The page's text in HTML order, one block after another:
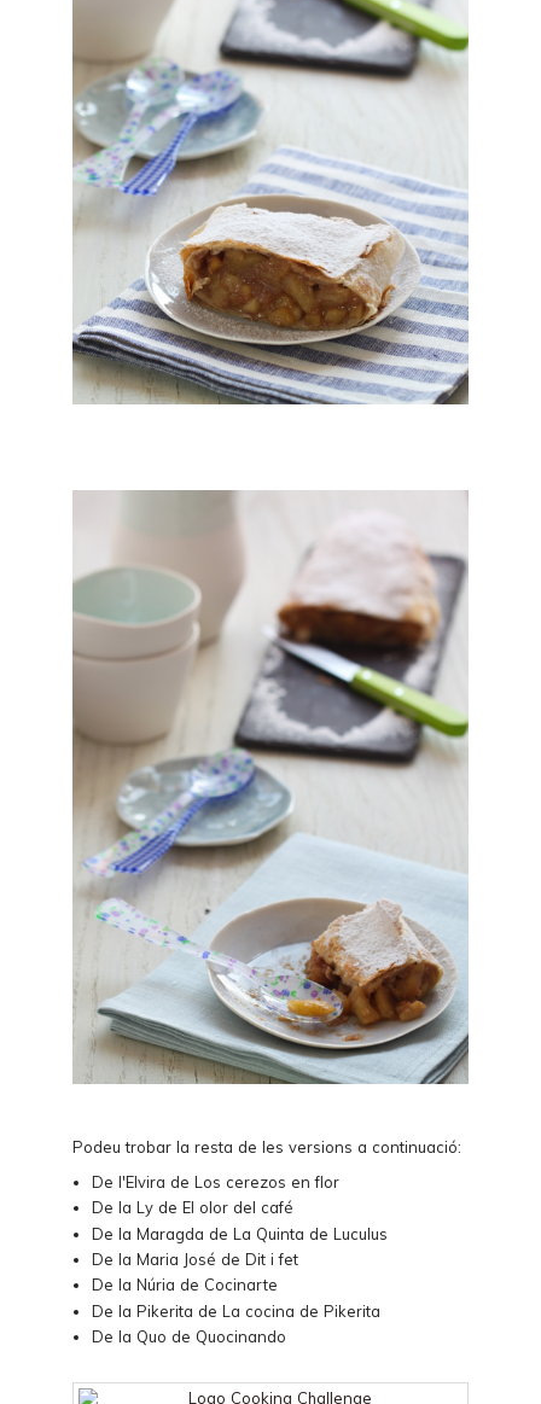
Podeu trobar la resta de les versions a continuació:
De l'Elvira de Los cerezos en flor
De la Ly de El olor del café
De la Maragda de La Quinta de Luculus
De la Maria José de Dit i fet
De la Núria de Cocinarte
De la Pikerita de La cocina de Pikerita
De la Quo de Quocinando